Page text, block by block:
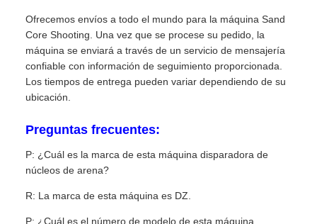
Ofrecemos envíos a todo el mundo para la máquina Sand
Core Shooting. Una vez que se procese su pedido, la
máquina se enviará a través de un servicio de mensajería
confiable con información de seguimiento proporcionada.
Los tiempos de entrega pueden variar dependiendo de su
ubicación.
Preguntas frecuentes:
P: ¿Cuál es la marca de esta máquina disparadora de
núcleos de arena?
R: La marca de esta máquina es DZ.
P: ¿Cuál es el número de modelo de esta máquina